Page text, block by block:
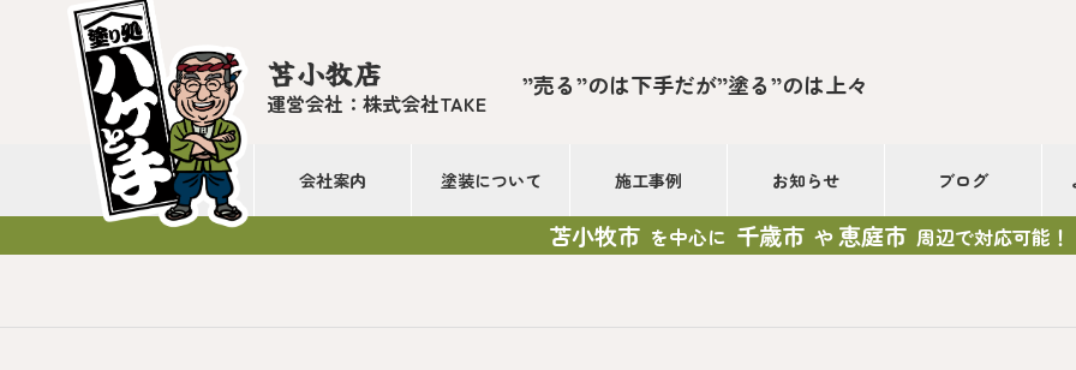
苫小牧店
運営会社：株式会社TAKE
”売る”のは下手だが”塗る”のは上々
会社案内 塗装について 施工事例 お知らせ ブログ
苫小牧市 を中心に 千歳市 や恵庭市 周辺で対応可能！